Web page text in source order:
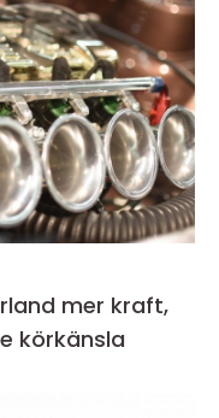
kraft,
körkänsla